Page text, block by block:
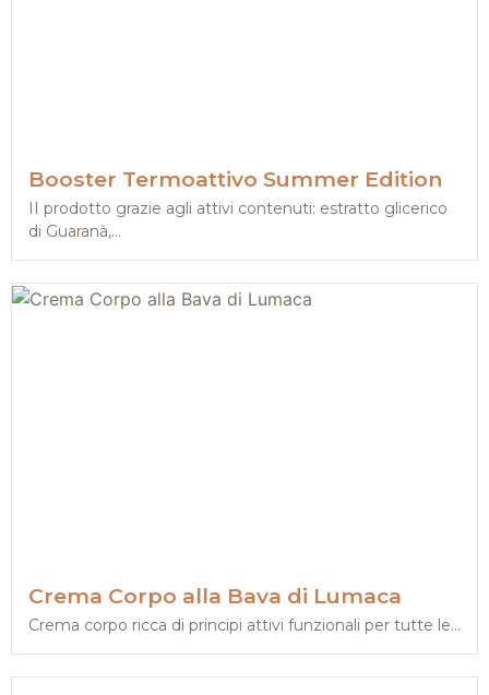
Booster Termoattivo Summer Edition
II prodotto grazie agli attivi contenuti: estratto glicerico
di Guaranà,...
Crema Corpo alla Bava di Lumaca
Crema corpo ricca di principi attivi funzionali per tutte le...